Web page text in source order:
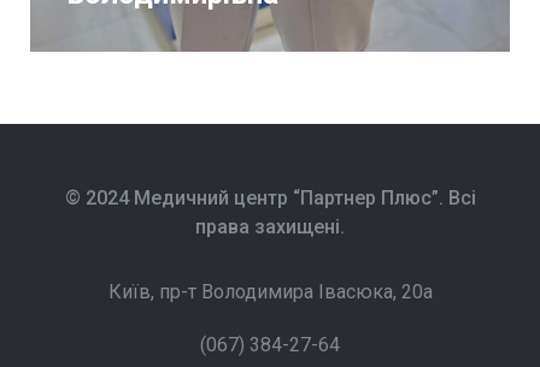
© 2024 Медичний центр “Партнер Плюс”. Всі
права захищені.
Київ, пр-т Володимира Івасюка, 20а
(067) 384-27-64